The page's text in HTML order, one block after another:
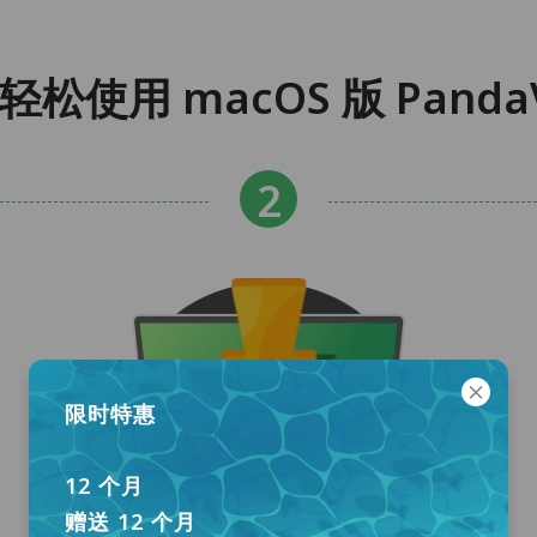
松使用 macOS 版
限时特惠
12 个月
赠送 12 个月